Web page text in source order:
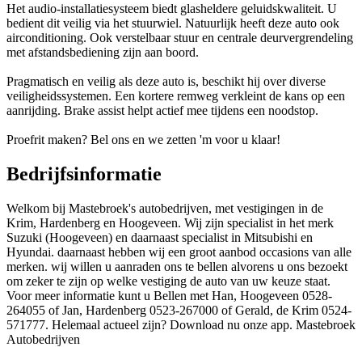
Het audio-installatiesysteem biedt glasheldere geluidskwaliteit. U
bedient dit veilig via het stuurwiel. Natuurlijk heeft deze auto ook
airconditioning. Ook verstelbaar stuur en centrale deurvergrendeling
met afstandsbediening zijn aan boord.
Pragmatisch en veilig als deze auto is, beschikt hij over diverse
veiligheidssystemen. Een kortere remweg verkleint de kans op een
aanrijding. Brake assist helpt actief mee tijdens een noodstop.
Proefrit maken? Bel ons en we zetten 'm voor u klaar!
Bedrijfsinformatie
Welkom bij Mastebroek's autobedrijven, met vestigingen in de
Krim, Hardenberg en Hoogeveen. Wij zijn specialist in het merk
Suzuki (Hoogeveen) en daarnaast specialist in Mitsubishi en
Hyundai. daarnaast hebben wij een groot aanbod occasions van alle
merken. wij willen u aanraden ons te bellen alvorens u ons bezoekt
om zeker te zijn op welke vestiging de auto van uw keuze staat.
Voor meer informatie kunt u Bellen met Han, Hoogeveen 0528-
264055 of Jan, Hardenberg 0523-267000 of Gerald, de Krim 0524-
571777. Helemaal actueel zijn? Download nu onze app. Mastebroek
Autobedrijven